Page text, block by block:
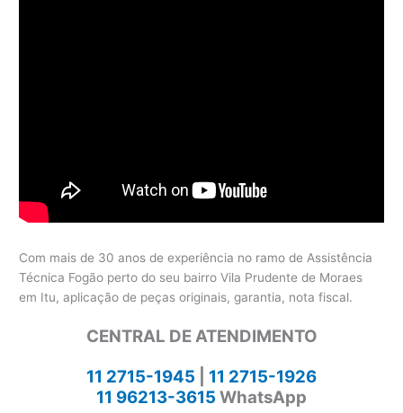
Com mais de 30 anos de experiência no ramo de Assistência
Técnica Fogão perto do seu bairro Vila Prudente de Moraes
em Itu, aplicação de peças originais, garantia, nota fiscal.
CENTRAL DE ATENDIMENTO
11 2715-1945
11 2715-1926
11 96213-3615 WhatsApp